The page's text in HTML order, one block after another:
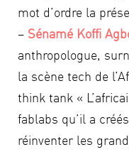
mot d’ordre la
– Sénamé Koffi
anthropologue,
la scène tech de
think tank «
fablabs qu’il a
réinventer les